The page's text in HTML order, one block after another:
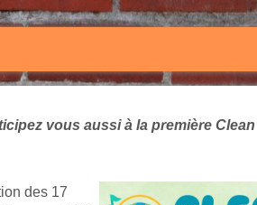
vous aussi à la première
des 17